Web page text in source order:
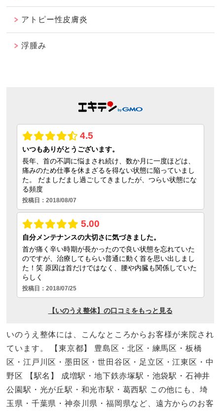
アトピー性皮膚炎
浮腫み
いのうえ整体には、こんなところからお客様が来院され
ています。 【東京都】 豊島区・北区・練馬区・板橋
区・江戸川区・墨田区・世田谷区・足立区・江東区・中
野区 【駅名】 成増駅・地下鉄赤塚駅・池袋駅・石神井
公園駅・光が丘駅・和光市駅・葛西駅 この他にも、埼
玉県・千葉県・神奈川県・福岡県など、遠方からのお客